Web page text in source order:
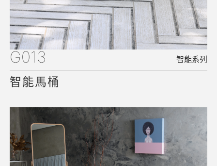
G013 智能系列
智能馬桶